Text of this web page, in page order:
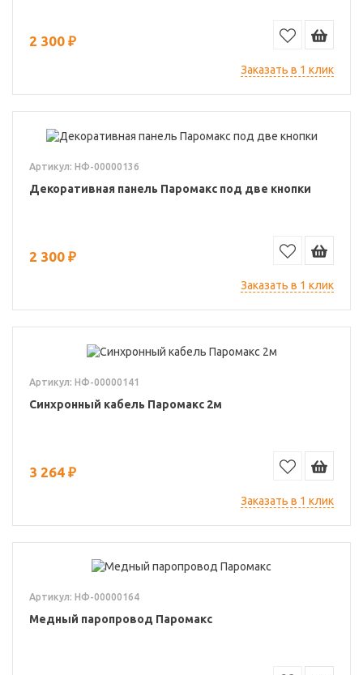
2 300 ₽
Заказать в 1 клик
Артикул: НФ-00000136
Декоративная панель Паромакс под две кнопки
2 300 ₽
Заказать в 1 клик
Артикул: НФ-00000141
Синхронный кабель Паромакс 2м
3 264 ₽
Заказать в 1 клик
Артикул: НФ-00000164
Медный паропровод Паромакс